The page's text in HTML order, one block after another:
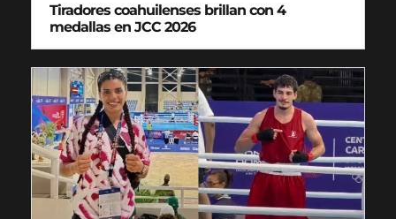
Tiradores coahuilenses brillan con 4
medallas en JCC 2026